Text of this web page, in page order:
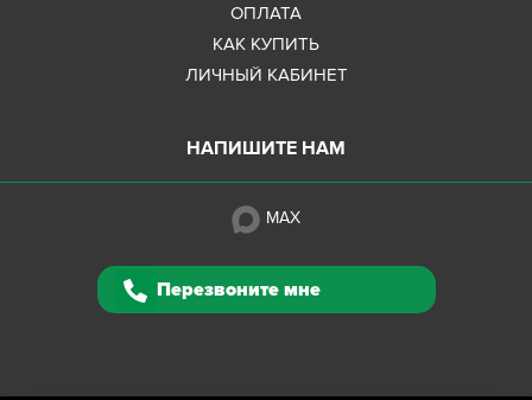
ОПЛАТА
КАК КУПИТЬ
ЛИЧНЫЙ КАБИНЕТ
НАПИШИТЕ НАМ
MAX
Перезвоните мне